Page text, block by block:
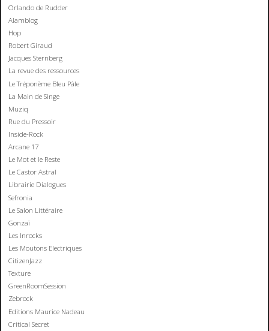
Orlando de Rudder
Alamblog
Hop
Robert Giraud
Jacques Sternberg
La revue des ressources
Le Tréponème Bleu Pâle
La Main de Singe
Muziq
Rue du Pressoir
Inside-Rock
Arcane 17
Le Mot et le Reste
Le Castor Astral
Librairie Dialogues
Sefronia
Le Salon Littéraire
Gonzaï
Les Inrocks
Les Moutons Electriques
CitizenJazz
Texture
GreenRoomSession
Zebrock
Editions Maurice Nadeau
Critical Secret